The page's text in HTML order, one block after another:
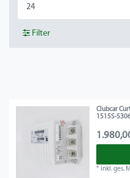
Filter
Clubcar
1515S-
*inkl. ges.